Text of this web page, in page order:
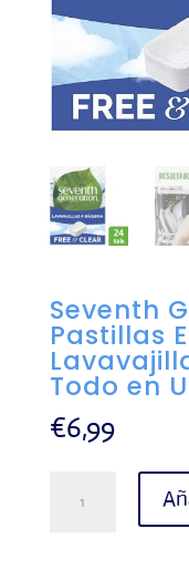
Seventh
Pastillas
Todo en
€6,99
Generation